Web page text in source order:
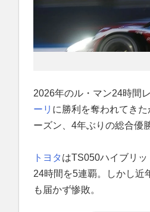
2026年のル・マン24時間
ーリ に勝利を奪われてき
ーズン、4年ぶりの総合優
トヨタ はTS050ハイブリ
24時間を5連覇。しかし近
も届かず惨敗。